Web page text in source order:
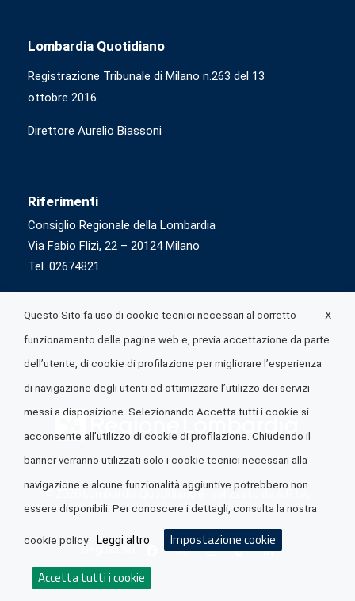
Lombardia Quotidiano
Registrazione Tribunale di Milano n.263 del 13
ottobre 2016.
Direttore Aurelio Biassoni
Riferimenti
Consiglio Regionale della Lombardia
Via Fabio Flizi, 22 – 20124 Milano
Tel. 02674821
© 2026 Lombardia Quotidiano è realizzato daA.R.I.A.
Seguici su
X
Questo Sito fa uso di cookie tecnici necessari al corretto
funzionamento delle pagine web e, previa accettazione da parte
dell’utente, di cookie di profilazione per migliorare l’esperienza
di navigazione degli utenti ed ottimizzare l’utilizzo dei servizi
messi a disposizione. Selezionando Accetta tutti i cookie si
acconsente all’utilizzo di cookie di profilazione. Chiudendo il
banner verranno utilizzati solo i cookie tecnici necessari alla
navigazione e alcune funzionalità aggiuntive potrebbero non
essere disponibili. Per conoscere i dettagli, consulta la nostra
cookie policy Leggi altro Impostazione cookie
Accetta tutti i cookie